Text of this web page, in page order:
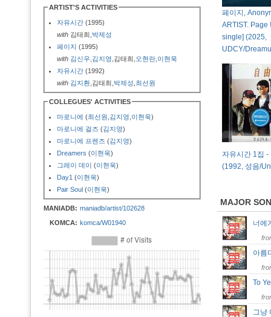
ARTIST'S ACTIVITIES
자유시간 (1995)
with 김태희, 박제성
페이지 (1995)
with 김신우 김지영 ,김태희, 오현란 이현욱
자유시간 (1992)
with 김지환 ,김태희, 박제성 최선원
COLLEGUES' ACTIVITIES
마로니에 (최선원 김지영 이현욱)
마로니에 걸즈 (김지영)
마로니에 프렌즈 (김지영)
Dreamers (이현욱)
그레이 데이 (이현욱)
Day1 (이현욱)
Pair Soul (이현욱)
MANIADB: maniadb/artist/102628
KOMCA: komca/W01940
페이지,
ARTIST. Page
single] (2025,
UDCY/
자유시간 1집 -
(1992, 성음/
MAJOR
너에
아름
To
그